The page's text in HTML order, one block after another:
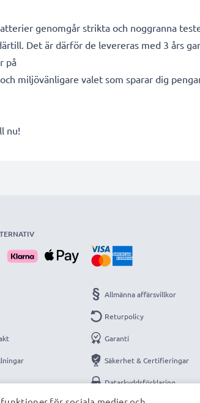
genomgår strikta och noggranna
Det är därför de levereras med 3 års
på
miljövänligare valet som sparar dig
nu!
Allmänna affärsvillkor
Returpolicy
Garanti
Säkerhet & Certifieringar
Dataskyddsförklaring